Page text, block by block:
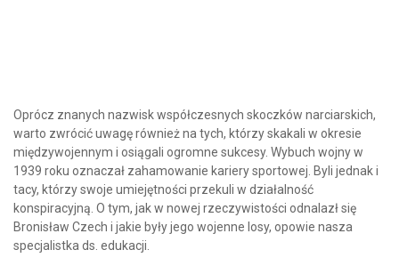
Oprócz znanych nazwisk współczesnych skoczków narciarskich,
warto zwrócić uwagę również na tych, którzy skakali w okresie
międzywojennym i osiągali ogromne sukcesy. Wybuch wojny w
1939 roku oznaczał zahamowanie kariery sportowej. Byli jednak i
tacy, którzy swoje umiejętności przekuli w działalność
konspiracyjną. O tym, jak w nowej rzeczywistości odnalazł się
Bronisław Czech i jakie były jego wojenne losy, opowie nasza
specjalistka ds. edukacji.